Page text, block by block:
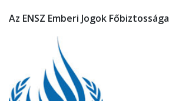
Az ENSZ Emberi Jogok Főbiztossága